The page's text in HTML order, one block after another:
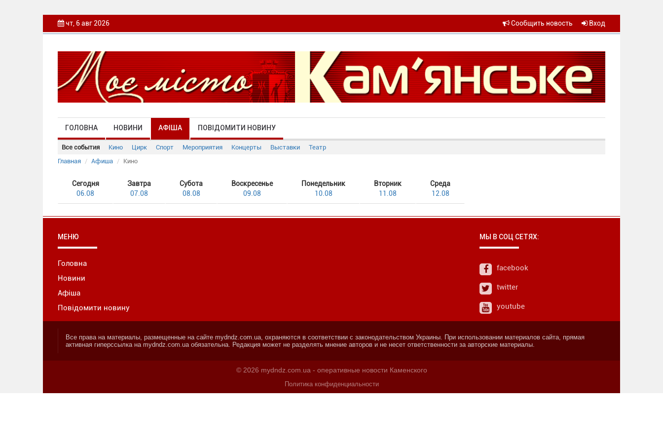
чт, 6 авг 2026 Сообщить новость Вход
ГОЛОВНА НОВИНИ АФІША ПОВІДОМИТИ НОВИНУ
Все события Кино Цирк Спорт Мероприятия Концерты Выставки
Театр
Главная
Афиша Кино
Сегодня
06.08
Завтра
07.08
Субота
08.08
Воскресенье
09.08
Понедельник
10.08
Вторник
11.08
Среда
12.08
МЕНЮ
Головна
Новини
Афіша
Повідомити новину
МЫ В СОЦ СЕТЯХ:
facebook
twitter
youtube
Все права на материалы, размещенные на сайте mydndz.com.ua, охраняются в соответствии с законодательством Украины. При использовании материалов сайта, прямая
активная гиперссылка на mydndz.com.ua обязательна. Редакция может не разделять мнение авторов и не несет ответственности за авторские материалы.
© 2026 mydndz.com.ua - оперативные новости Каменского
Политика конфиденциальности